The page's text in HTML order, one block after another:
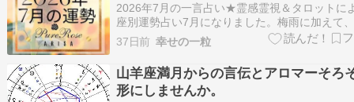
​2026年7月の一言占い★霊感霊視＆タロットに
座別運勢占い7月になりました。梅雨に加えて
影響で雨が多いですね。最近、新しい傘を新調
た。今月のひとこと運勢占いをご覧になってく
い。牡羊座▶︎人の顔色を伺わず、自分の意見を
り言うことで一目置かれます。牡…
37日前 幸せの一粒
山羊座満月からの言伝とアロマーそろ
形にしませんか。